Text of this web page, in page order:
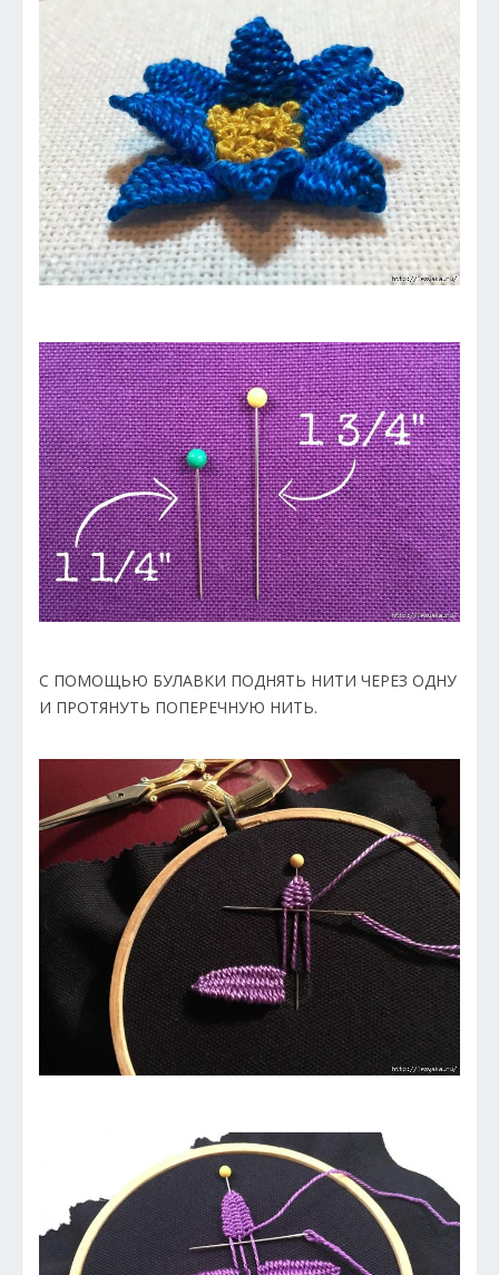
С ПОМОЩЬЮ БУЛАВКИ ПОДНЯТЬ НИТИ ЧЕРЕЗ ОДНУ
И ПРОТЯНУТЬ ПОПЕРЕЧНУЮ НИТЬ.